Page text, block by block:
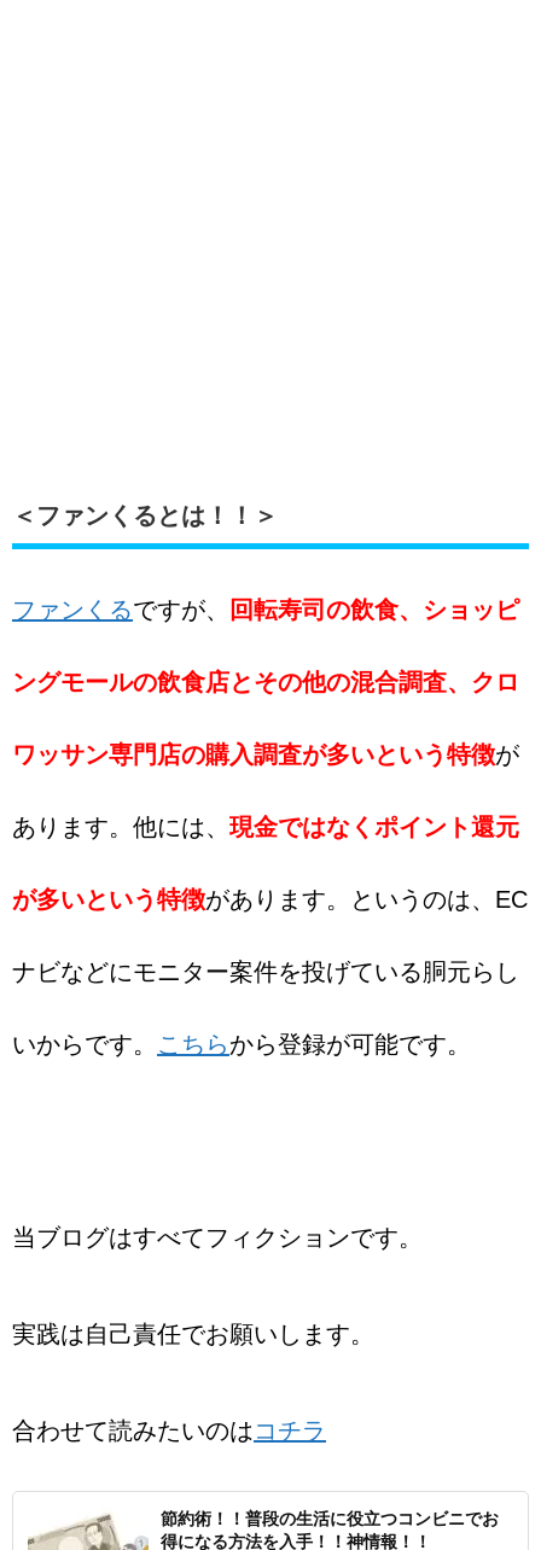
＜ファンくるとは！！＞
ファンくるですが、 回転寿司の飲食、ショッピ
ングモールの飲食店とその他の混合調査、クロ
ワッサン専門店の購入調査が多いという特徴が
あります。他には、現金ではなくポイント還元
が多いという特徴があります。というのは、EC
ナビなどにモニター案件を投げている胴元らし
いからです。 こちらから登録が可能です。
当ブログはすべてフィクションです。
実践は自己責任でお願いします。
合わせて読みたいのは コチラ
節約術！！普段の生活に役立つコンビニでお
得になる方法を入手！！神情報！！